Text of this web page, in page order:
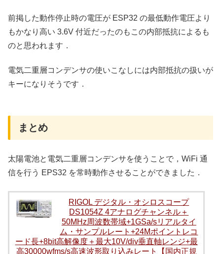
前掲した動作停止時の電圧が ESP32 の最低動作電圧より
もかなり高い 3.6V 付近だったのもこの内部抵抗によるも
のと思われます．
電気二重層コンデンサの使いこなしには内部抵抗の扱いが
キーになりそうです．
まとめ
太陽電池と電気二重層コンデンサを使うことで，WiFi 通
信を行う EPS32 を常時動作させることができました．
RIGOL デジタル・オシロスコープ
DS1054Z 4アナログチャンネル＋
50MHz周波数帯域+1GSa/sリアルタイ
ム・サンプルレート+24Mポイントレコ
ード長+8bit高解像度＋最大10V/div垂直軸レンジ+最
高30000wfms/s高速波形取り込みレート【国内正規